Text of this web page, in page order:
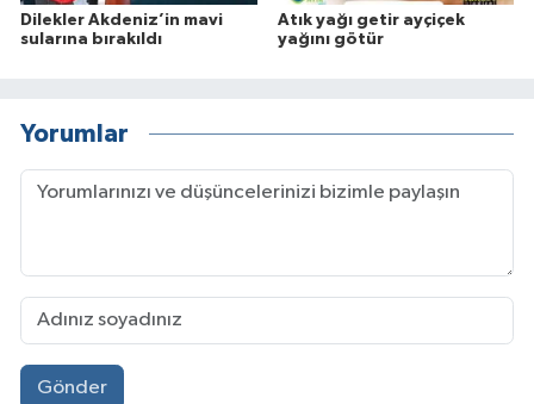
Dilekler Akdeniz’in mavi
sularına bırakıldı
Atık yağı getir ayçiçek
yağını götür
Yorumlar
Gönder